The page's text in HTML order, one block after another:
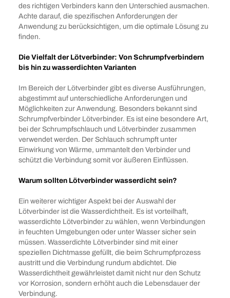
des richtigen Verbinders kann den Unterschied ausmachen.
Achte darauf, die spezifischen Anforderungen der
Anwendung zu berücksichtigen, um die optimale Lösung zu
finden.
Die Vielfalt der Lötverbinder: Von Schrumpfverbindern
bis hin zu wasserdichten Varianten
Im Bereich der Lötverbinder gibt es diverse Ausführungen,
abgestimmt auf unterschiedliche Anforderungen und
Möglichkeiten zur Anwendung. Besonders bekannt sind
Schrumpfverbinder Lötverbinder. Es ist eine besondere Art,
bei der Schrumpfschlauch und Lötverbinder zusammen
verwendet werden. Der Schlauch schrumpft unter
Einwirkung von Wärme, ummantelt den Verbinder und
schützt die Verbindung somit vor äußeren Einflüssen.
Warum sollten Lötverbinder wasserdicht sein?
Ein weiterer wichtiger Aspekt bei der Auswahl der
Lötverbinder ist die Wasserdichtheit. Es ist vorteilhaft,
wasserdichte Lötverbinder zu wählen, wenn Verbindungen
in feuchten Umgebungen oder unter Wasser sicher sein
müssen. Wasserdichte Lötverbinder sind mit einer
speziellen Dichtmasse gefüllt, die beim Schrumpfprozess
austritt und die Verbindung rundum abdichtet. Die
Wasserdichtheit gewährleistet damit nicht nur den Schutz
vor Korrosion, sondern erhöht auch die Lebensdauer der
Verbindung.